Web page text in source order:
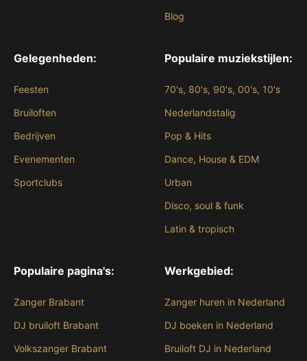
Blog
Gelegenheden:
Feesten
Bruiloften
Bedrijven
Evenementen
Sportclubs
Populaire muziekstijlen:
70's, 80's, 90's, 00's, 10's
Nederlandstalig
Pop & Hits
Dance, House & EDM
Urban
Disco, soul & funk
Latin & tropisch
Populaire pagina's:
Zanger Brabant
DJ bruiloft Brabant
Volkszanger Brabant
Werkgebied:
Zanger huren in Nederland
DJ boeken in Nederland
Bruiloft DJ in Nederland